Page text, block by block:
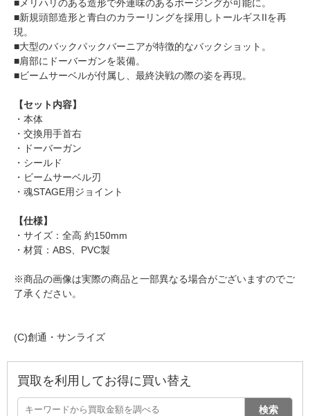
■メリハリのある造形で外連味のあるポージングが可能に。
■新規頭部造形と青白のカラーリングを採用しトールギスIIを再
現。
■大型のバックパックバーニアが特徴的なバックショット。
■肩部にドーバーガンを装備。
■ビームサーベルが付属し、最終決戦の際の姿を再現。
【セット内容】
・本体
・交換用手首右
・ドーバーガン
・シールド
・ビームサーベル刃
・魂STAGE用ジョイント
【仕様】
・サイズ：全高 約150mm
・材質：ABS、PVC製
※商品の画像は実際の商品と一部異なる場合がございますのでご
了承ください。
(C)創通・サンライズ
買取を利用してお得に買い替え
検索